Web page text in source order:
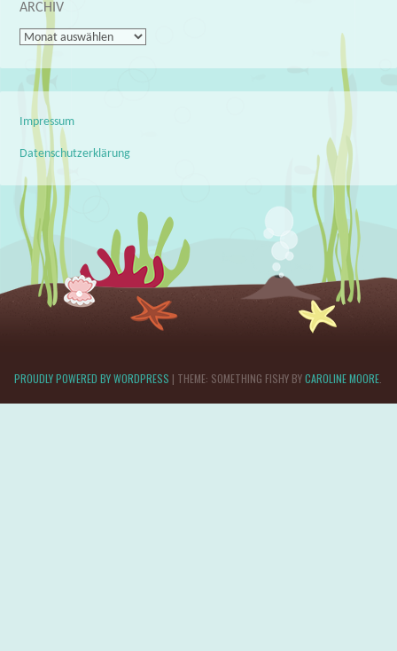
ARCHIV
Archiv
Impressum
Datenschutzerklärung
PROUDLY POWERED BY WORDPRESS | THEME: SOMETHING FISHY BYCAROLINE MOORE